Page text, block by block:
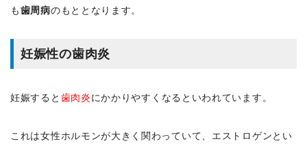
も歯周病のもととなります。
妊娠性の歯肉炎
妊娠すると 歯肉炎にかかりやすくなるといわれています。
これは女性ホルモンが大きく関わっていて、エストロゲンとい